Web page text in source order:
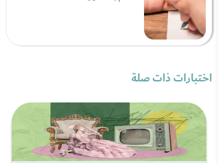
اختبارات ذات صلة